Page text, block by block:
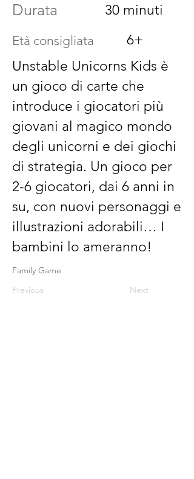
Durata
30 minuti
Età consigliata
6+
Unstable Unicorns Kids è
un gioco di carte che
introduce i giocatori più
giovani al magico mondo
degli unicorni e dei giochi
di strategia. Un gioco per
2-6 giocatori, dai 6 anni in
su, con nuovi personaggi e
illustrazioni adorabili… I
bambini lo ameranno!
Family Game
Previous
Next